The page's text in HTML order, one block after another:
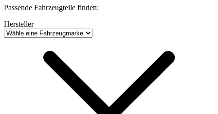
Passende Fahrzeugteile finden:
Hersteller